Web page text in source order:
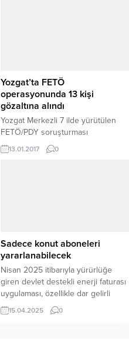
Yozgat’ta FETÖ
operasyonunda 13 kişi
gözaltına alındı
Yozgat Merkezli 7 ilde yürütülen
FETÖ/PDY soruşturması
kapsamında haklarında gözaltı
kararı bulunan 18 kişiden 13’ü
yakalanarak gözaltına alındı, 5
şüpheli ise firar etti. Yozgat...
13.01.2017 0
Sadece konut aboneleri
yararlanabilecek
Nisan 2025 itibarıyla yürürlüğe
giren devlet destekli enerji faturası
uygulaması, özellikle dar gelirli
konut abonelerine yönelik önemli
bir ekonomik rahatlama sunuyor.
15.04.2025 0